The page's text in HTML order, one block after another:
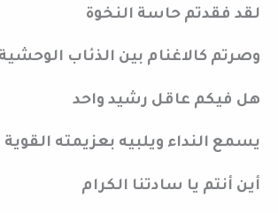
لقد فقدتم حاسة النخوة
وصرتم كالاغنام بين الذئاب الوحشية
هل فيكم عاقل رشيد واحد
يسمع النداء ويلبيه بعزيمته القوية
أين أنتم يا سادتنا الكرام